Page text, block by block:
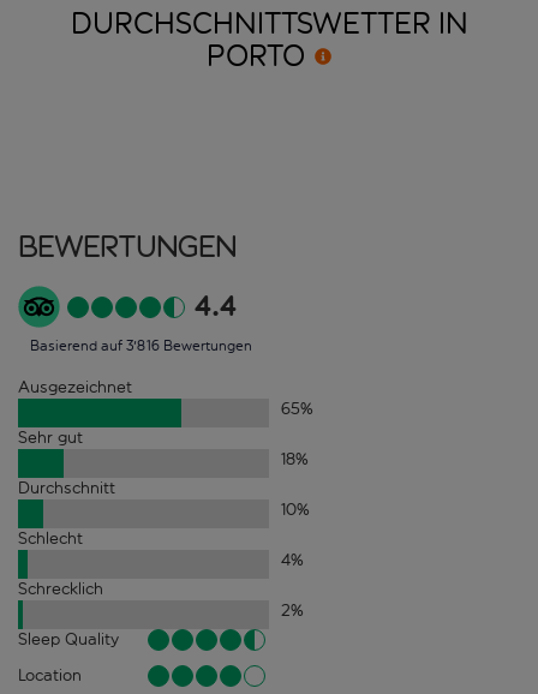
DURCHSCHNITTSWETTER IN
PORTO
Bewertungen
4.4
Basierend auf 3'816 Bewertungen
Ausgezeichnet
65%
Sehr gut
18%
Durchschnitt
10%
Schlecht
4%
Schrecklich
2%
Sleep Quality
Location